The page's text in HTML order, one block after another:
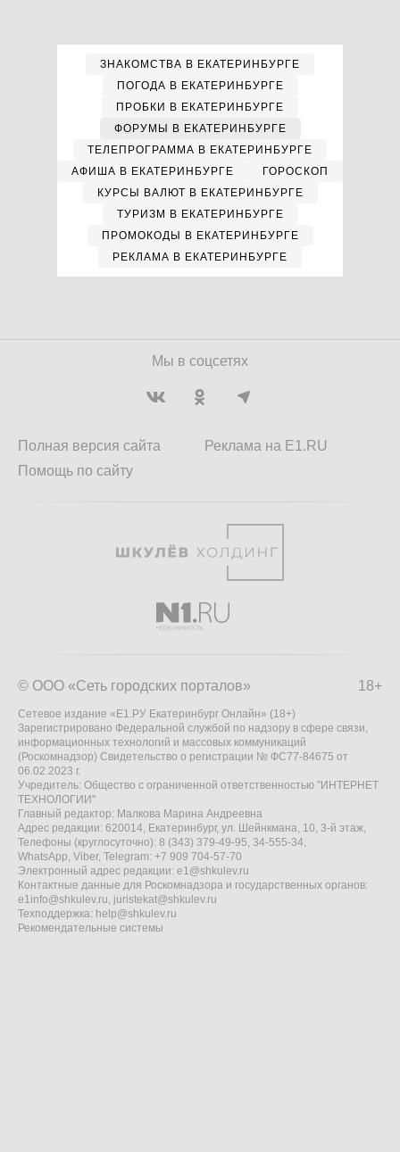
ЗНАКОМСТВА В ЕКАТЕРИНБУРГЕ
ПОГОДА В ЕКАТЕРИНБУРГЕ
ПРОБКИ В ЕКАТЕРИНБУРГЕ
ФОРУМЫ В ЕКАТЕРИНБУРГЕ
ТЕЛЕПРОГРАММА В ЕКАТЕРИНБУРГЕ
АФИША В ЕКАТЕРИНБУРГЕ
ГОРОСКОП
КУРСЫ ВАЛЮТ В ЕКАТЕРИНБУРГЕ
ТУРИЗМ В ЕКАТЕРИНБУРГЕ
ПРОМОКОДЫ В ЕКАТЕРИНБУРГЕ
РЕКЛАМА В ЕКАТЕРИНБУРГЕ
Мы в соцсетях
Полная версия сайта
Помощь по сайту
Реклама на E1.RU
18+
© ООО «Сеть городских порталов»
Сетевое издание «Е1.РУ Екатеринбург Онлайн» (18+)
Зарегистрировано Федеральной службой по надзору в сфере связи,
информационных технологий и массовых коммуникаций
(Роскомнадзор) Свидетельство о регистрации № ФС77-84675 от
06.02.2023 г.
Учредитель: Общество с ограниченной ответственностью "ИНТЕРНЕТ
ТЕХНОЛОГИИ"
Главный редактор: Малкова Марина Андреевна
Адрес редакции: 620014, Екатеринбург, ул. Шейнкмана, 10, 3-й этаж,
Телефоны (круглосуточно): 8 (343) 379-49-95, 34-555-34,
WhatsApp, Viber, Telegram: +7 909 704-57-70
Электронный адрес редакции: e1@shkulev.ru
Контактные данные для Роскомнадзора и государственных органов:
e1info@shkulev.ru, juristekat@shkulev.ru
Техподдержка: help@shkulev.ru
Рекомендательные системы